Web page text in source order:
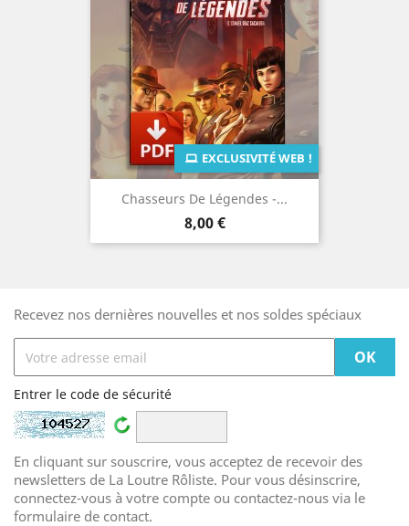
Chasseurs De Légendes -...
Prix
8,00 €
EXCLUSIVITÉ WEB !
Recevez nos dernières nouvelles et nos soldes spéciaux
Entrer le code de sécurité
En cliquant sur souscrire, vous acceptez de recevoir des
newsletters de La Loutre Rôliste. Pour vous désinscrire,
connectez-vous à votre compte ou contactez-nous via le
formulaire de contact.